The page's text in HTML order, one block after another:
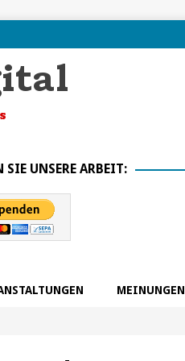
SIE UNSERE ARBEIT:
MEINUNGEN